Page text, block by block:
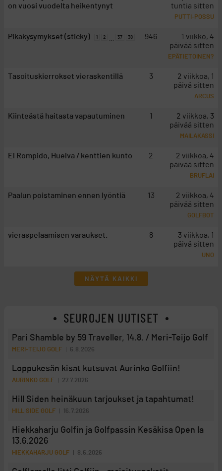
on vuosi vuodelta heikentynyt
tuntia sitten
PUTTI-POSSU
Pikakysymykset (sticky) 1 2 … 37 38 946
1 viikko, 4
päivää sitten
EPÄTIETOINEN?
Tasoituskierrokset vieraskentillä 3
2 viikkoa, 1
päivä sitten
ARCUS
Kiinteästä haitasta vapautuminen 1
2 viikkoa, 3
päivää sitten
MAILAKASSI
El Rompido, Huelva / kenttien kunto 2
2 viikkoa, 4
päivää sitten
BRUFLAI
Paalun poistaminen ennen lyöntiä 13
2 viikkoa, 4
päivää sitten
GOLFBOT
vieraspelaamisen varaukset. 8
3 viikkoa, 1
päivä sitten
UNO
NÄYTÄ KAIKKI
SEUROJEN UUTISET
Pari Shamble by 59 Traveller, 14.8. / Meri-Teijo Golf
MERI-TEIJO GOLF 6.8.2026
Loppukesän kisat kutsuvat Aurinko Golfiin!
AURINKO GOLF 27.7.2026
Hill Siden heinäkuun tarjoukset ja tapahtumat!
HILL SIDE GOLF 16.7.2026
Hiekkaharju Golfin ja Golfpassin Kesäkisa Open la
13.6.2026
HIEKKAHARJU GOLF 8.6.2026